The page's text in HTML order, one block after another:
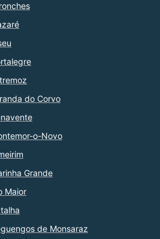
do Corvo
o-Novo
Grande
Maior
de Monsaraz